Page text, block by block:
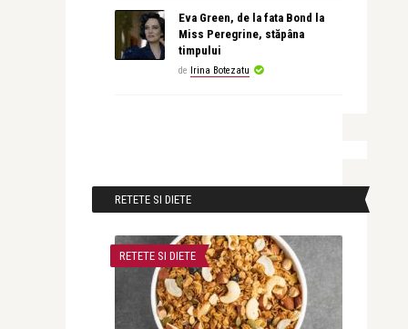
Eva Green, de la fata Bond la
Miss Peregrine, stăpâna
timpului
de Irina Botezatu
RETETE SI DIETE
RETETE SI DIETE